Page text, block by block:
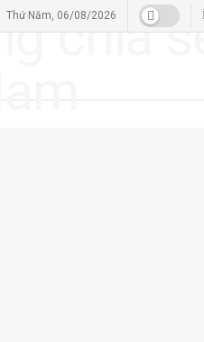
Thứ Năm, 06/08/2026